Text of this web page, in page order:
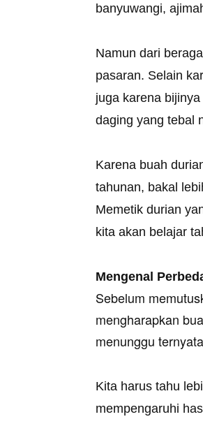
banyuwangi,
Namun dari
pasaran. Selain
juga karena
daging yang tebal
Karena buah
tahunan, bakal
Memetik durian
kita akan belajar
Mengenal
Sebelum
mengharapkan
menunggu
Kita harus tahu
mempengaruhi